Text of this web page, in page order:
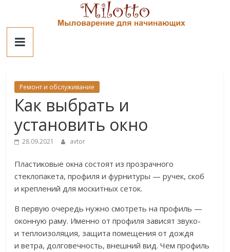
contentМилотто
Ремонт и обслуживание
Как выбрать и
установить окно
28.09.2021 avtor
Пластиковые окна состоят из прозрачного
стеклопакета, профиля и фурнитуры — ручек, скоб
и креплений для москитных сеток.
В первую очередь нужно смотреть на профиль —
оконную раму. Именно от профиля зависят звуко-
и теплоизоляция, защита помещения от дождя
и ветра, долговечность, внешний вид. Чем профиль